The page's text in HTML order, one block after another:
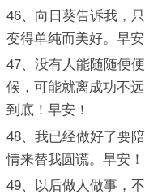
46、向日葵告诉我，
变得单纯而美好。早安
47、没有人能随随便
候，可能就离成功不
到底！早安！
48、我已经做好了要
情来替我圆谎。早安！
49、以后做人做事，